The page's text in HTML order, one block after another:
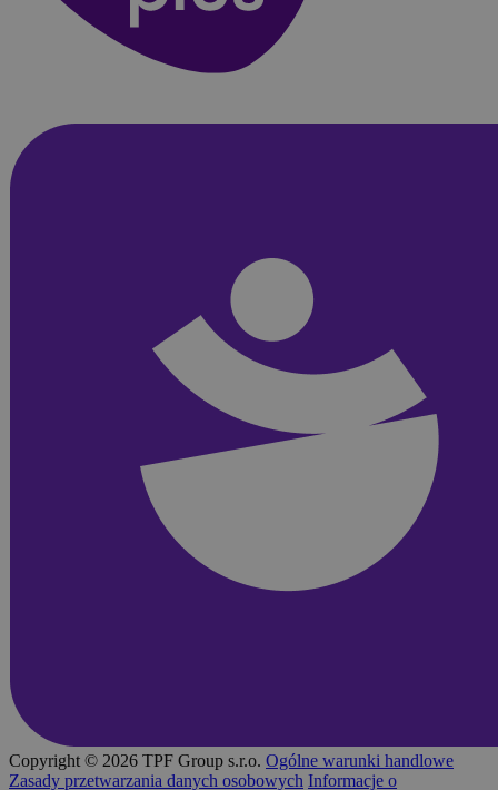
Copyright © 2026 TPF Group s.r.o. Ogólne warunki handlowe
Zasady przetwarzania danych osobowych Informacje o